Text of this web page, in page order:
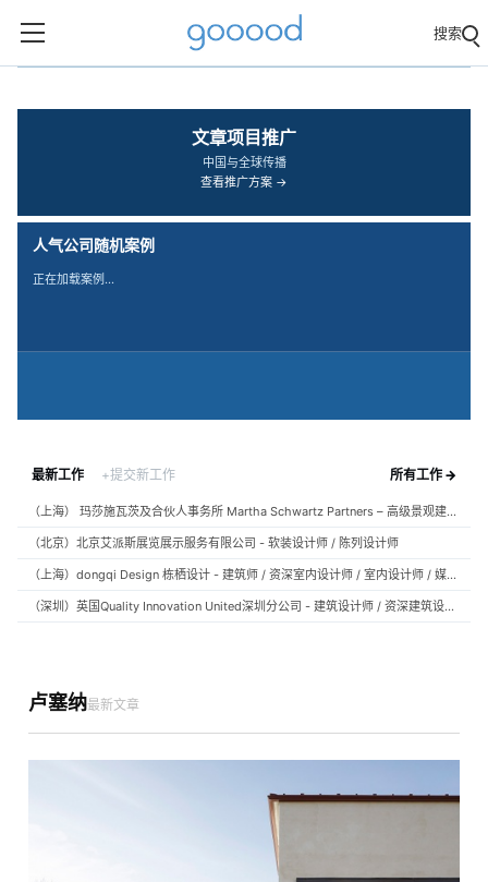
搜索
文章项目推广
中国与全球传播
查看推广方案 →
人气公司随机案例
正在加载案例…
最新工作 +提交新工作 所有工作 →
（上海） 玛莎施瓦茨及合伙人事务所 Martha Schwartz Partners – 高级景观建筑师 Senior Landscape Designer / 景观建筑师 Landscape Designer
（北京）北京艾派斯展览展示服务有限公司 - 软装设计师 / 陈列设计师
（上海）dongqi Design 栋栖设计 - 建筑师 / 资深室内设计师 / 室内设计师 / 媒体及公共关系主管 / 设计实习生（常年招聘）
（深圳）英国Quality Innovation United深圳分公司 - 建筑设计师 / 资深建筑设计师 / 室内设计师 / 设计实习生
卢塞纳最新文章